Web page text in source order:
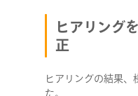
ヒアリング
正
ヒアリングの結果、
た。